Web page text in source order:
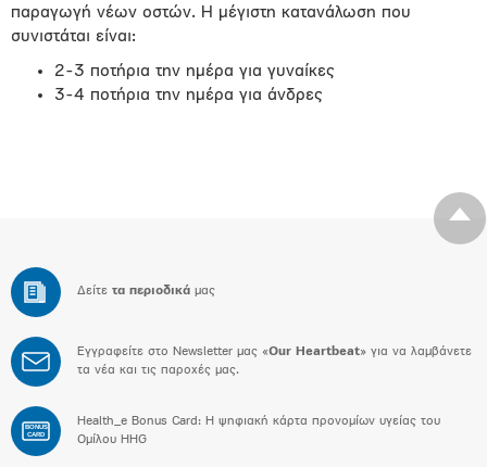
παραγωγή νέων οστών. Η μέγιστη κατανάλωση που
συνιστάται είναι:
2-3 ποτήρια την ημέρα για γυναίκες
3-4 ποτήρια την ημέρα για άνδρες
Δείτε τα περιοδικά μας
Εγγραφείτε στο Newsletter μας «Our Heartbeat» για να λαμβάνετε
τα νέα και τις παροχές μας.
BONUS
CARD
Health_e Bonus Card: H ψηφιακή κάρτα προνομίων υγείας του
Ομίλου HHG